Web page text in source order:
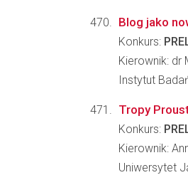
Blog jako
Konkurs:
Kierownik: dr
Instytut
Tropy
Konkurs:
Kierownik:
Uniwersytet